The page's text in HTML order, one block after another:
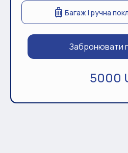
Багаж і ручна
Забронювати
5000